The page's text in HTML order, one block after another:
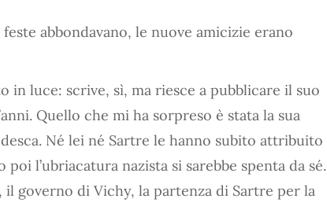
abbondavano, le nuove amicizie erano
in luce: scrive, sì, ma riesce a pubblicare il suo
Quello che mi ha sorpreso è stata la sua
Né lei né Sartre le hanno subito attribuito
l’ubriacatura nazista si sarebbe spenta da sé.
il governo di Vichy, la partenza di Sartre per la